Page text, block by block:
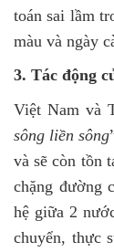
toán sai lầm
màu và ngày
3. Tác động
Việt Nam và
sông liền sông
và sẽ còn tồn
chặng đường
hệ giữa 2
chuyển, thực